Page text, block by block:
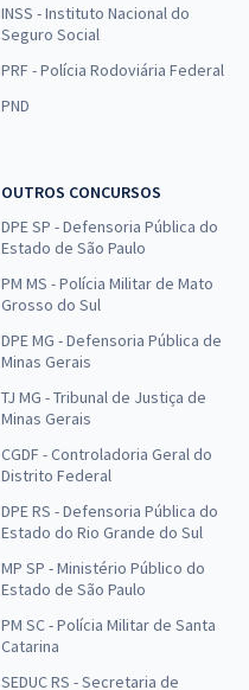
INSS - Instituto Nacional do
Seguro Social
PRF - Polícia Rodoviária Federal
PND
OUTROS CONCURSOS
DPE SP - Defensoria Pública do
Estado de São Paulo
PM MS - Polícia Militar de Mato
Grosso do Sul
DPE MG - Defensoria Pública de
Minas Gerais
TJ MG - Tribunal de Justiça de
Minas Gerais
CGDF - Controladoria Geral do
Distrito Federal
DPE RS - Defensoria Pública do
Estado do Rio Grande do Sul
MP SP - Ministério Público do
Estado de São Paulo
PM SC - Polícia Militar de Santa
Catarina
SEDUC RS - Secretaria de